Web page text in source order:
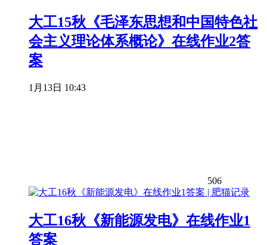
大工15秋《毛泽东思想和中国特色社
会主义理论体系概论》在线作业2答
案
1月13日 10:43
506
大工16秋《新能源发电》在线作业1
答案